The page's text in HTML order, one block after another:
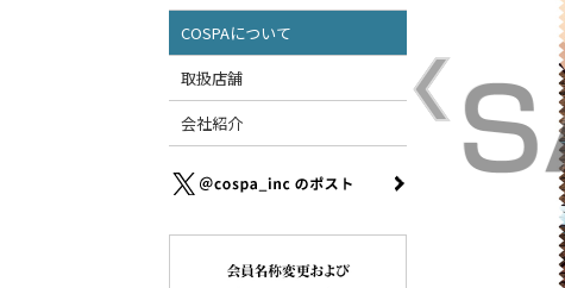
COSPAについて
取扱店舗
会社紹介